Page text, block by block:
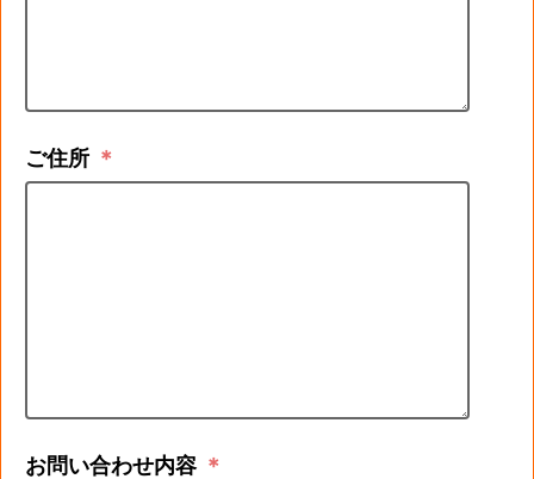
ご住所 ＊
お問い合わせ内容 ＊